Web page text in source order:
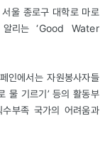
울 종로구 대학로 마로
알리는 ‘Good Water
인에서는 자원봉사자들
물 기르기’ 등의 활동부
부족 국가의 어려움과